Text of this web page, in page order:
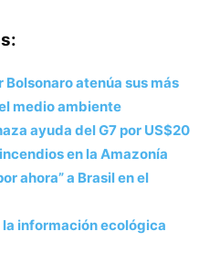
Bolsonaro atenúa sus más
medio ambiente
ayuda del G7 por US$20
en la Amazonía
ahora” a Brasil en el
información ecológica